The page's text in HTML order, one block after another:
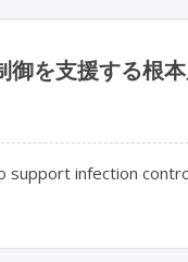
御を支援する根
support infection